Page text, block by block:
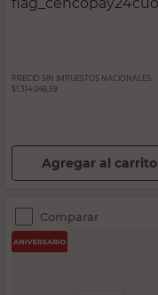
PRECIO SIN IMPUESTOS NACIONALES:
$1.314.049,59
Agregar al carrito
Comparar